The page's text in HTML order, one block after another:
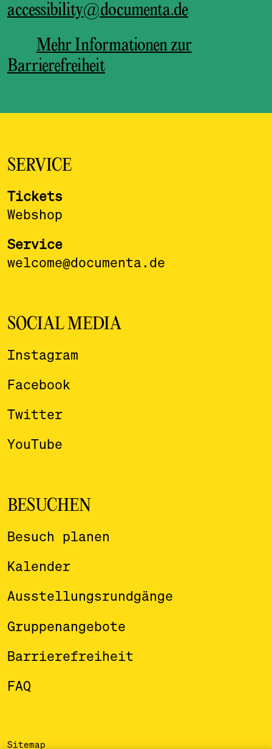
accessibility@documenta.de
Mehr Informationen zur
Barrierefreiheit
SERVICE
Tickets
Webshop
Service
welcome@documenta.de
SOCIAL MEDIA
Instagram
Facebook
Twitter
YouTube
BESUCHEN
Besuch planen
Kalender
Ausstellungsrundgänge
Gruppenangebote
Barrierefreiheit
FAQ
Sitemap